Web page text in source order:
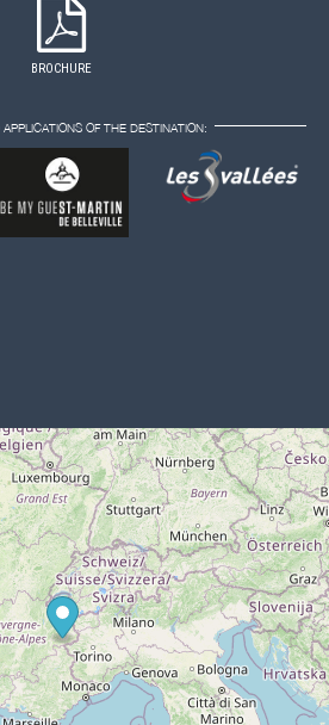
BROCHURE
OF THE DESTINATION: